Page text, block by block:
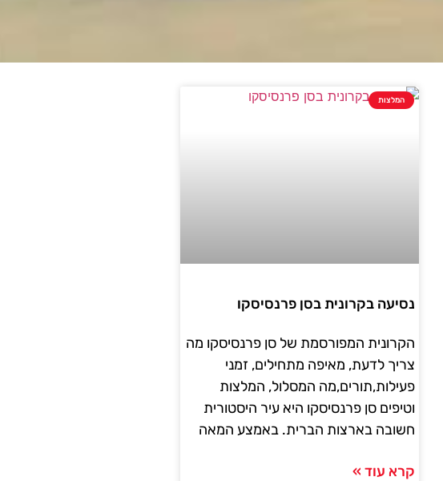
המלצות
נסיעה בקרונית בסן פרנסיסקו
הקרונית המפורסמת של סן פרנסיסקו מה
צריך לדעת, מאיפה מתחילים, זמני
פעילות,תורים,מה המסלול, המלצות
וטיפים סן פרנסיסקו היא עיר היסטורית
חשובה בארצות הברית. באמצע המאה
קרא עוד »